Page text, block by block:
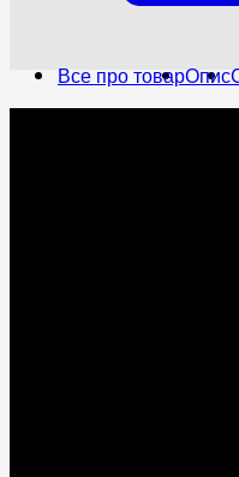
Все про товарОпис